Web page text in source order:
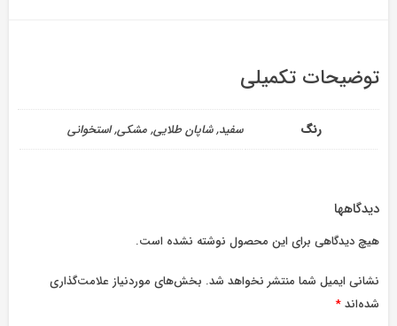
توضیحات تکمیلی
رنگ سفید, شاپان طلایی, مشکی, استخوانی
دیدگاهها
هیچ دیدگاهی برای این محصول نوشته نشده است.
نشانی ایمیل شما منتشر نخواهد شد. بخش‌های موردنیاز علامت‌گذاری
شده‌اند*